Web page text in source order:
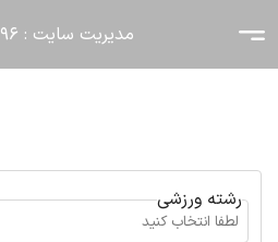
مدیریت سایت : 09155046696
رشته ورزشی
لطفا انتخاب کنید